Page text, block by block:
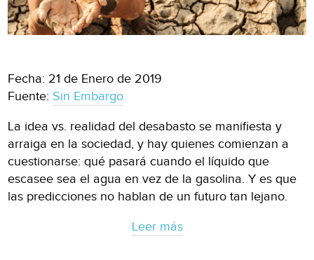
Fecha: 21 de Enero de 2019
Fuente: Sin Embargo
La idea vs. realidad del desabasto se manifiesta y
arraiga en la sociedad, y hay quienes comienzan a
cuestionarse: qué pasará cuando el líquido que
escasee sea el agua en vez de la gasolina. Y es que
las predicciones no hablan de un futuro tan lejano.
Leer más